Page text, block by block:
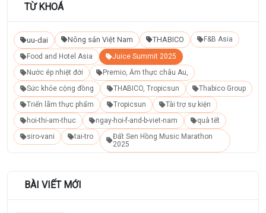
TỪ KHOÁ
uu-dai Nông sản Việt Nam THABICO F&B Asia
Food and Hotel Asia
Juice Summit 2025
Nước ép nhiệt đới
Premio, Ẩm thực châu Âu,
Sức khỏe cộng đồng
THABICO, Tropicsun
Thabico Group
Triển lãm thực phẩm
Tropicsun
Tài trợ sự kiện
hoi-thi-am-thuc
ngay-hoi-f-and-b-viet-nam
quà tết
siro-vani
tai-tro
Đất Sen Hồng Music Marathon
2025
BÀI VIẾT MỚI